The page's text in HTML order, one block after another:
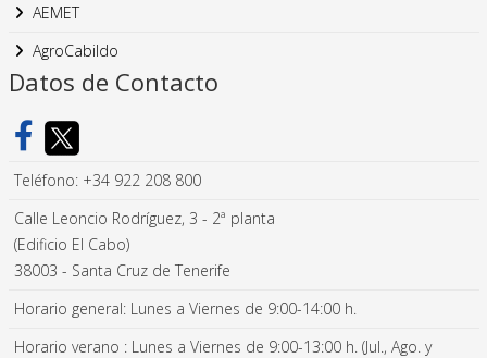
AEMET
AgroCabildo
Datos de Contacto
Teléfono: +34 922 208 800
Calle Leoncio Rodríguez, 3 - 2ª planta
(Edificio El Cabo)
38003 - Santa Cruz de Tenerife
Horario general: Lunes a Viernes de 9:00-14:00 h.
Horario verano : Lunes a Viernes de 9:00-13:00 h. (Jul., Ago. y